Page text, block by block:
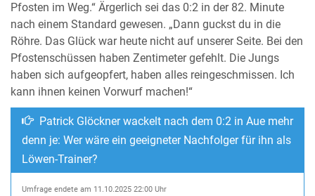
Pfosten im Weg.“ Ärgerlich sei das 0:2 in der 82. Minute
nach einem Standard gewesen. „Dann guckst du in die
Röhre. Das Glück war heute nicht auf unserer Seite. Bei den
Pfostenschüssen haben Zentimeter gefehlt. Die Jungs
haben sich aufgeopfert, haben alles reingeschmissen. Ich
kann ihnen keinen Vorwurf machen!“
Patrick Glöckner wackelt nach dem 0:2 in Aue mehr
denn je: Wer wäre ein geeigneter Nachfolger für ihn als
Löwen-Trainer?
Umfrage endete am 11.10.2025 22:00 Uhr